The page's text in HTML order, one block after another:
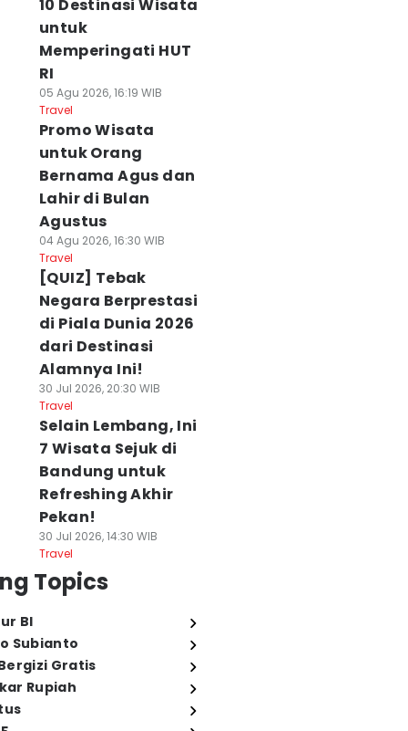
10 Destinasi Wisata
untuk
Memperingati HUT
RI
05 Agu 2026, 16:19 WIB
Travel
Promo Wisata
untuk Orang
Bernama Agus dan
Lahir di Bulan
Agustus
04 Agu 2026, 16:30 WIB
Travel
[QUIZ] Tebak
Negara Berprestasi
di Piala Dunia 2026
dari Destinasi
Alamnya Ini!
30 Jul 2026, 20:30 WIB
Travel
Selain Lembang, Ini
7 Wisata Sejuk di
Bandung untuk
Refreshing Akhir
Pekan!
30 Jul 2026, 14:30 WIB
Travel
Topics
BI
Subianto
Gratis
Rupiah